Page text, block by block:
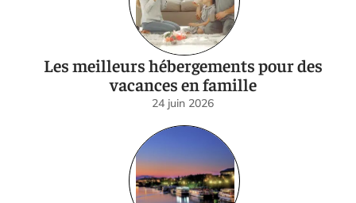
Les meilleurs hébergements pour des
vacances en famille
24 juin 2026